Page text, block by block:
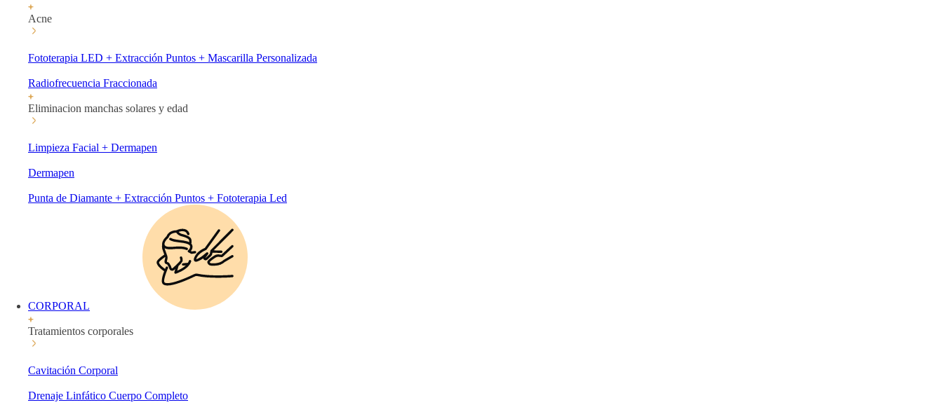
Acne
Fototerapia LED + Extracción Puntos + Mascarilla Personalizada
Radiofrecuencia Fraccionada
Eliminacion manchas solares y edad
Limpieza Facial + Dermapen
Dermapen
Punta de Diamante + Extracción Puntos + Fototerapia Led
CORPORAL
Tratamientos corporales
Cavitación Corporal
Drenaje Linfático Cuerpo Completo